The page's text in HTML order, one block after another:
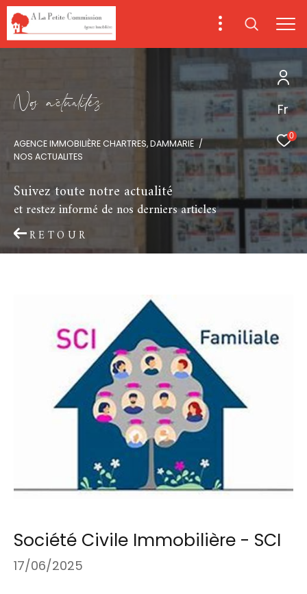
Fr
0
No actuaiés
AGENCE IMMOBILIÈRE CHARTRES, DAMMARIE
NOS ACTUALITES
Suivez toute notre actualité
et restez informé de nos derniers articles
RETOUR
Société Civile Immobilière - SCI
17/06/2025